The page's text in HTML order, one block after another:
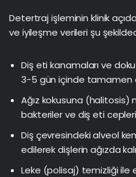
Detertraj işleminin klinik
ve iyileşme verileri şu
Diş eti kanamaları ve
3-5 gün içinde tamamen
Ağız kokusuna
bakteriler ve diş eti
Diş çevresindeki alveol
edilerek dişlerin ağızda
Leke (polisaj) temizliği